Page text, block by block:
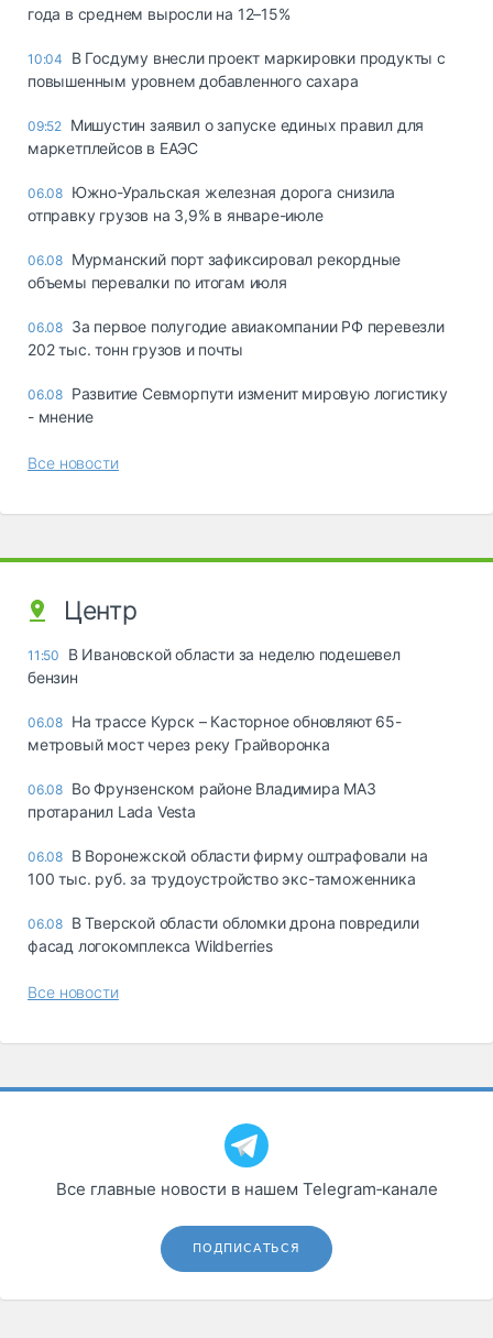
года в среднем выросли на 12–15%
10:04
В Госдуму внесли проект маркировки продукты с
повышенным уровнем добавленного сахара
09:52 Мишустин заявил о запуске единых правил для
маркетплейсов в ЕАЭС
06.08 Южно-Уральская железная дорога снизила
отправку грузов на 3,9% в январе-июле
06.08 Мурманский порт зафиксировал рекордные
объемы перевалки по итогам июля
06.08 За первое полугодие авиакомпании РФ перевезли
202 тыс. тонн грузов и почты
06.08 Развитие Севморпути изменит мировую логистику
- мнение
Все новости
Центр
11:50
В Ивановской области за неделю подешевел
бензин
06.08 На трассе Курск – Касторное обновляют 65-
метровый мост через реку Грайворонка
06.08 Во Фрунзенском районе Владимира МАЗ
протаранил Lada Vesta
06.08 В Воронежской области фирму оштрафовали на
100 тыс. руб. за трудоустройство экс-таможенника
06.08 В Тверской области обломки дрона повредили
фасад логокомплекса Wildberries
Все новости
Все главные новости в нашем Telegram‑канале
ПОДПИСАТЬСЯ